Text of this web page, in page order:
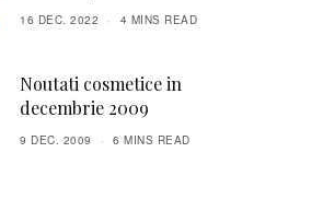
16 DEC. 2022 4 MINS READ
Noutati cosmetice in
decembrie 2009
9 DEC. 2009 6 MINS READ